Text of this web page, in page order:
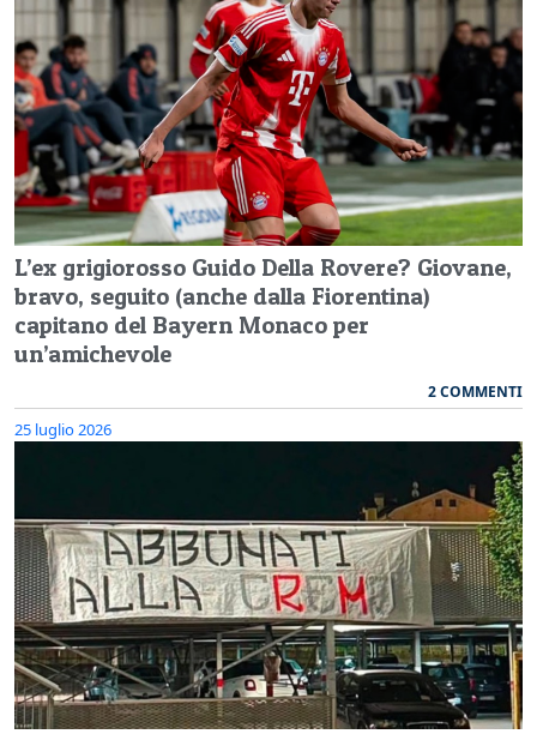
L’ex grigiorosso Guido Della Rovere? Giovane,
bravo, seguito (anche dalla Fiorentina)
capitano del Bayern Monaco per
un’amichevole
2 COMMENTI
25 luglio 2026